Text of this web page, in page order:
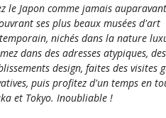
découvrirez la Hiroshi Sugimoto
matcha traditionnel face à la
Yayoi Kusama, l’une des images
est aussi un joyau, surtout dans
verdoyante s’étale vers la
ne manquez pas de réserver
of Art (ouvert en 2025), aussi
le Japon comme jamais
ses plus beaux musées d'art
nichés dans la nature
dans des adresses atypiques,
design, faites des visites
puis profitez d'un temps en
et Tokyo. Inoubliable !